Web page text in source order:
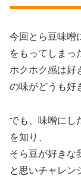
今回とら豆味噌
をもってしまっ
ホクホク感は好
の味がどうも好
でも、味噌にし
を知り、
そら豆が好きな
と思いチャレン